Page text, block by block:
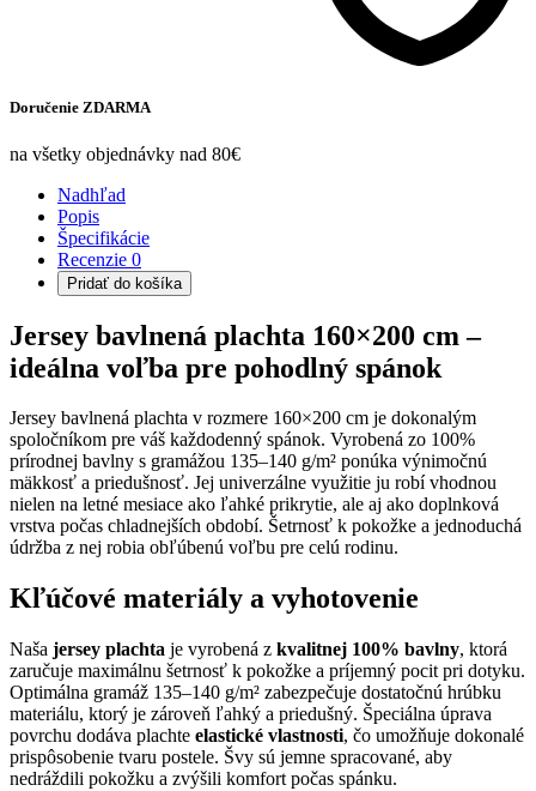
Doručenie ZDARMA
na všetky objednávky nad 80€
Nadhľad
Popis
Špecifikácie
Recenzie 0
Pridať do košíka
Jersey bavlnená plachta 160×200 cm –
ideálna voľba pre pohodlný spánok
Jersey bavlnená plachta v rozmere 160×200 cm je dokonalým
spoločníkom pre váš každodenný spánok. Vyrobená zo 100%
prírodnej bavlny s gramážou 135–140 g/m² ponúka výnimočnú
mäkkosť a priedušnosť. Jej univerzálne využitie ju robí vhodnou
nielen na letné mesiace ako ľahké prikrytie, ale aj ako doplnková
vrstva počas chladnejších období. Šetrnosť k pokožke a jednoduchá
údržba z nej robia obľúbenú voľbu pre celú rodinu.
Kľúčové materiály a vyhotovenie
Naša jersey plachta je vyrobená z kvalitnej 100% bavlny, ktorá
zaručuje maximálnu šetrnosť k pokožke a príjemný pocit pri dotyku.
Optimálna gramáž 135–140 g/m² zabezpečuje dostatočnú hrúbku
materiálu, ktorý je zároveň ľahký a priedušný. Špeciálna úprava
povrchu dodáva plachte elastické vlastnosti, čo umožňuje dokonalé
prispôsobenie tvaru postele. Švy sú jemne spracované, aby
nedráždili pokožku a zvýšili komfort počas spánku.